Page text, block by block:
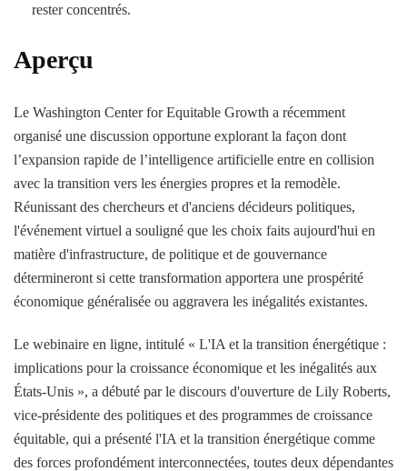
rester concentrés.
Aperçu
Le Washington Center for Equitable Growth a récemment
organisé une discussion opportune explorant la façon dont
l’expansion rapide de l’intelligence artificielle entre en collision
avec la transition vers les énergies propres et la remodèle.
Réunissant des chercheurs et d'anciens décideurs politiques,
l'événement virtuel a souligné que les choix faits aujourd'hui en
matière d'infrastructure, de politique et de gouvernance
détermineront si cette transformation apportera une prospérité
économique généralisée ou aggravera les inégalités existantes.
Le webinaire en ligne, intitulé « L'IA et la transition énergétique :
implications pour la croissance économique et les inégalités aux
États-Unis », a débuté par le discours d'ouverture de Lily Roberts,
vice-présidente des politiques et des programmes de croissance
équitable, qui a présenté l'IA et la transition énergétique comme
des forces profondément interconnectées, toutes deux dépendantes